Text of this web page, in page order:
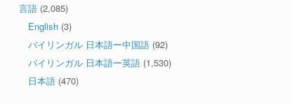
言語 (2,085)
English (3)
バイリンガル 日本語ー中国語 (92)
バイリンガル 日本語ー英語 (1,530)
日本語 (470)